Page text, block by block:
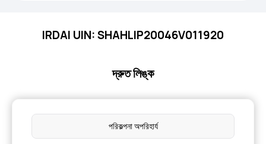
IRDAI UIN: SHAHLIP20046V011920
দ্রুত লিঙ্ক
পরিকল্পনা অপরিহার্য